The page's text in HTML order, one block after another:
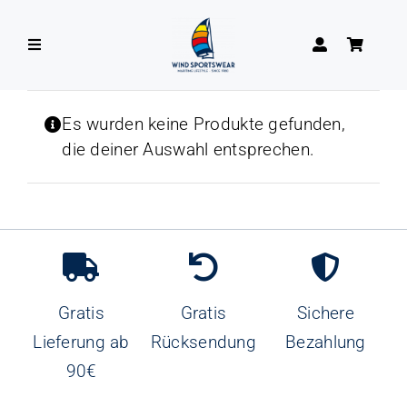
Inhalt
Toggle
Es wurden keine Produkte gefunden,
die deiner Auswahl entsprechen.
Gratis
Lieferung ab
90€
Gratis
Rücksendung
Sichere
Bezahlung